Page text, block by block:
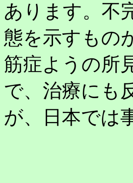
あります。不
態を示すもの
筋症ようの所
で、治療にも
が、日本では